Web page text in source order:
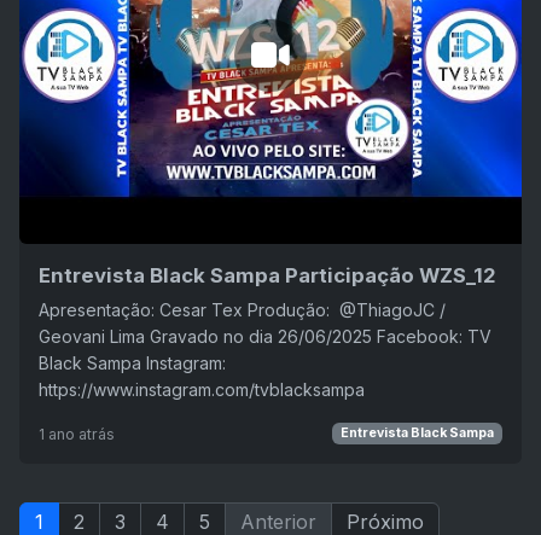
Entrevista Black Sampa Participação WZS_12
Apresentação: Cesar Tex Produção: ‪ @ThiagoJC /
Geovani Lima Gravado no dia 26/06/2025 Facebook: TV
Black Sampa Instagram:
https://www.instagram.com/tvblacksampa
1 ano atrás Entrevista Black Sampa
1 2 3 4 5 Anterior Próximo